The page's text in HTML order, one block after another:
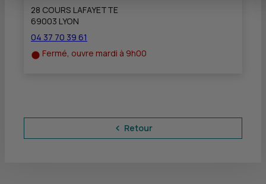
28 COURS LAFAYETTE
69003 LYON
04 37 70 39 61
Fermé, ouvre mardi à 9h00
Retour